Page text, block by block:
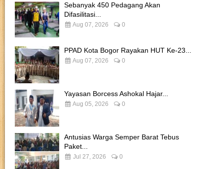
Sebanyak 450 Pedagang Akan
Difasilitasi...
Aug 07, 2026 0
PPAD Kota Bogor Rayakan HUT Ke-23...
Aug 07, 2026 0
Yayasan Borcess Ashokal Hajar...
Aug 05, 2026 0
Antusias Warga Semper Barat Tebus
Paket...
Jul 27, 2026 0